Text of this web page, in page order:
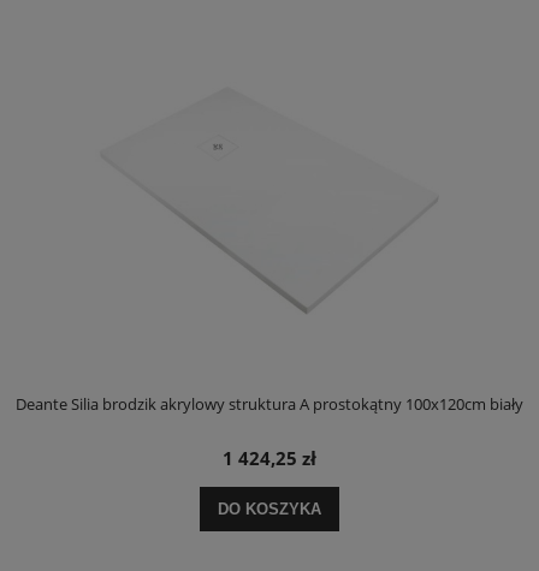
Deante Silia brodzik akrylowy struktura A prostokątny 100x120cm biały
1 424,25 zł
DO KOSZYKA